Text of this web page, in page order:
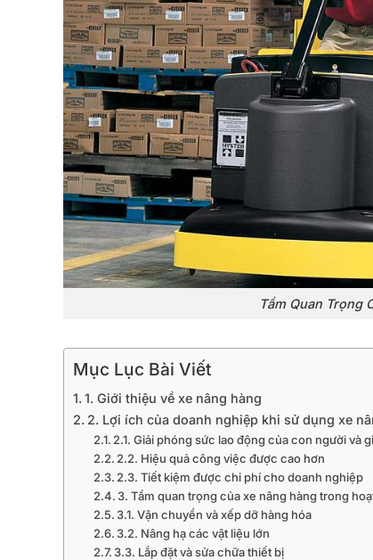
Tầm Quan Trọng
Mục Lục Bài Viết
1. Giới thiệu về xe nâng hàng
2. Lợi ích của doanh nghiệp khi sử dụng xe
2.1. Giải phóng sức lao động của con người và
2.2. Hiệu quả công việc được cao hơn
2.3. Tiết kiệm được chi phí cho doanh nghiệp
3. Tầm quan trọng của xe nâng hàng trong
3.1. Vận chuyển và xếp dỡ hàng hóa
3.2. Nâng hạ các vật liệu lớn
3.3. Lắp đặt và sửa chữa thiết bị